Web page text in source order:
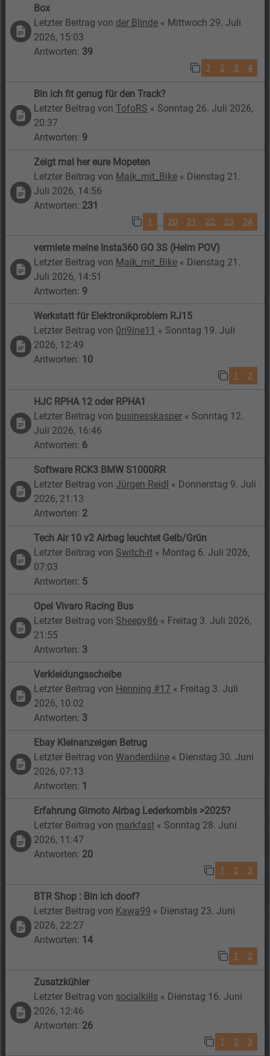
Box
Letzter Beitrag von der Blinde « Mittwoch 29. Juli
2026, 15:03
Antworten: 39
1 2 3 4
Bin ich fit genug für den Track?
Letzter Beitrag vonTofoRS « Sonntag 26. Juli 2026,
20:37
Antworten: 9
Zeigt mal her eure Mopeten
Letzter Beitrag von Maik_mit_Bike « Dienstag 21.
Juli 2026, 14:56
Antworten: 231
1 … 20 21 22 23 24
vermiete meine Insta360 GO 3S (Helm POV)
Letzter Beitrag von Maik_mit_Bike « Dienstag 21.
Juli 2026, 14:51
Antworten: 9
Werkstatt für Elektronikproblem RJ15
Letzter Beitrag von 0ri9ine11 « Sonntag 19. Juli
2026, 12:49
Antworten: 10
1 2
HJC RPHA 12 oder RPHA1
Letzter Beitrag von businesskasper « Sonntag 12.
Juli 2026, 16:46
Antworten: 6
Software RCK3 BMW S1000RR
Letzter Beitrag vonJürgen Reidl « Donnerstag 9. Juli
2026, 21:13
Antworten: 2
Tech Air 10 v2 Airbag leuchtet Gelb/Grün
Letzter Beitrag von Switch-it « Montag 6. Juli 2026,
07:03
Antworten: 5
Opel Vivaro Racing Bus
Letzter Beitrag von Sheepy86 « Freitag 3. Juli 2026,
21:55
Antworten: 3
Verkleidungsscheibe
Letzter Beitrag von Henning #17 « Freitag 3. Juli
2026, 10:02
Antworten: 3
Ebay Kleinanzeigen Betrug
Letzter Beitrag vonWanderdüne « Dienstag 30. Juni
2026, 07:13
Antworten: 1
Erfahrung Gimoto Airbag Lederkombis >2025?
Letzter Beitrag von markfast « Sonntag 28. Juni
2026, 11:47
Antworten: 20
1 2 3
BTR Shop : Bin ich doof?
Letzter Beitrag von Kawa99 « Dienstag 23. Juni
2026, 22:27
Antworten: 14
1 2
Zusatzkühler
Letzter Beitrag von socialkills « Dienstag 16. Juni
2026, 12:46
Antworten: 26
1 2 3